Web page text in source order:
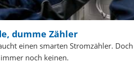
dumme Zähler
einen smarten Stromzähler.
noch keinen.